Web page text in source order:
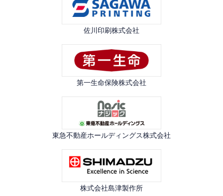
佐川印刷株式会社
第一生命保険株式会社
東急不動産ホールディングス株式会社
株式会社島津製作所